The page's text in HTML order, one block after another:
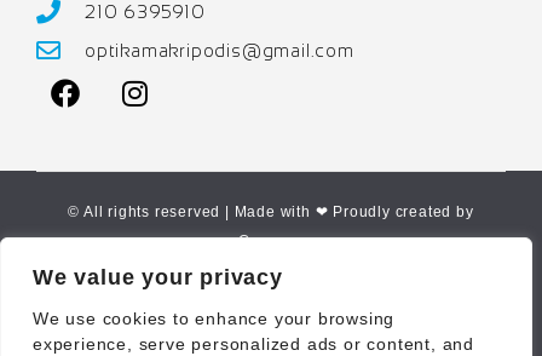
We value your privacy
We use cookies to enhance your browsing
experience, serve personalized ads or content, and
210 6395910
optikamakripodis@gmail.com
© All rights reserved | Made with ❤ Proudly created by
Corne.gr